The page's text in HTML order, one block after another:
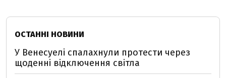
ОСТАННІ НОВИНИ
У Венесуелі спалахнули протести через
щоденні відключення світла